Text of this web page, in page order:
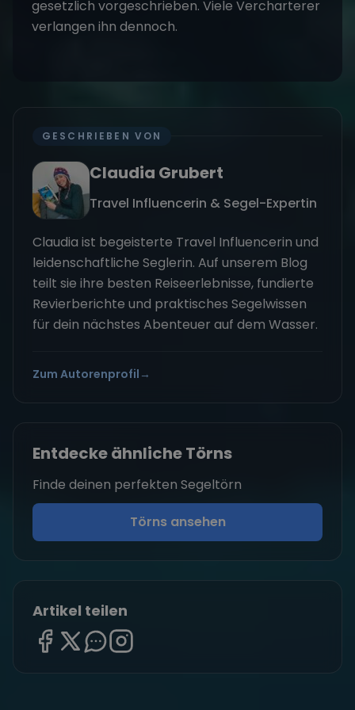
gesetzlich vorgeschrieben. Viele Vercharterer
verlangen ihn dennoch.
GESCHRIEBEN VON
Claudia Grubert
Travel Influencerin & Segel-Expertin
Claudia ist begeisterte Travel Influencerin und
leidenschaftliche Seglerin. Auf unserem Blog
teilt sie ihre besten Reiseerlebnisse, fundierte
Revierberichte und praktisches Segelwissen
für dein nächstes Abenteuer auf dem Wasser.
Zum Autorenprofil →
Entdecke ähnliche Törns
Finde deinen perfekten Segeltörn
Törns ansehen
Artikel teilen